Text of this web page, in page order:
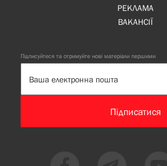
РЕКЛАМА
ВАКАНСІЇ
Підписуйтеся та отримуйте нові матеріали першими
Підписатися